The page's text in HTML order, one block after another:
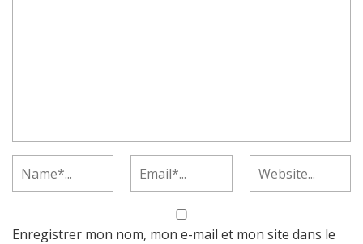
Enregistrer mon nom, mon e-mail et mon site dans le